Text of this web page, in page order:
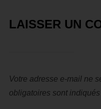
LAISSER UN
Votre adresse e-mail ne
obligatoires sont